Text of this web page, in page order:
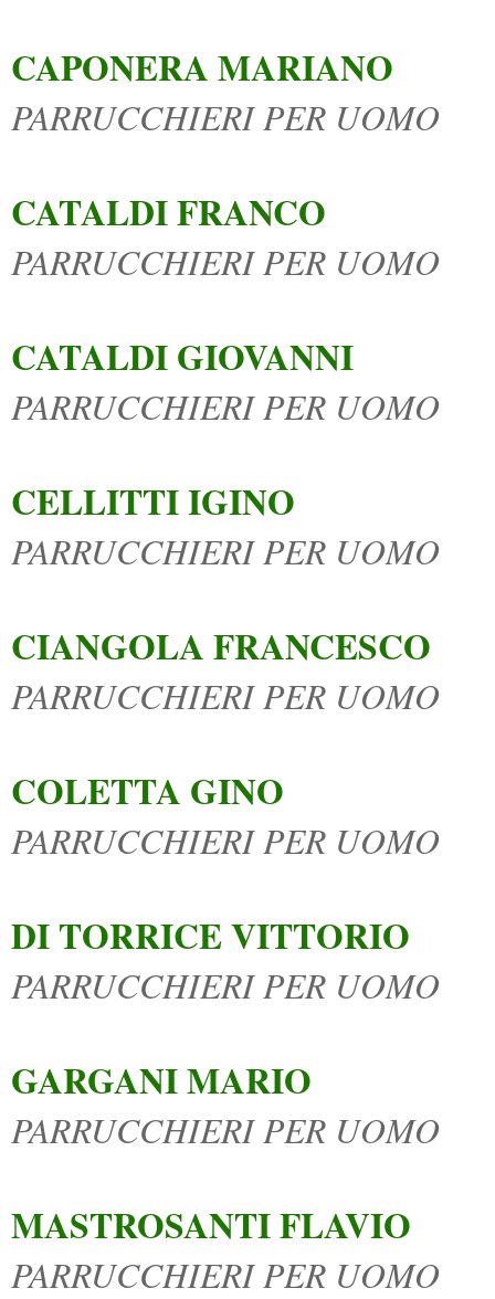
CAPONERA MARIANO
PARRUCCHIERI PER UOMO
CATALDI FRANCO
PARRUCCHIERI PER UOMO
CATALDI GIOVANNI
PARRUCCHIERI PER UOMO
CELLITTI IGINO
PARRUCCHIERI PER UOMO
CIANGOLA FRANCESCO
PARRUCCHIERI PER UOMO
COLETTA GINO
PARRUCCHIERI PER UOMO
DI TORRICE VITTORIO
PARRUCCHIERI PER UOMO
GARGANI MARIO
PARRUCCHIERI PER UOMO
MASTROSANTI FLAVIO
PARRUCCHIERI PER UOMO